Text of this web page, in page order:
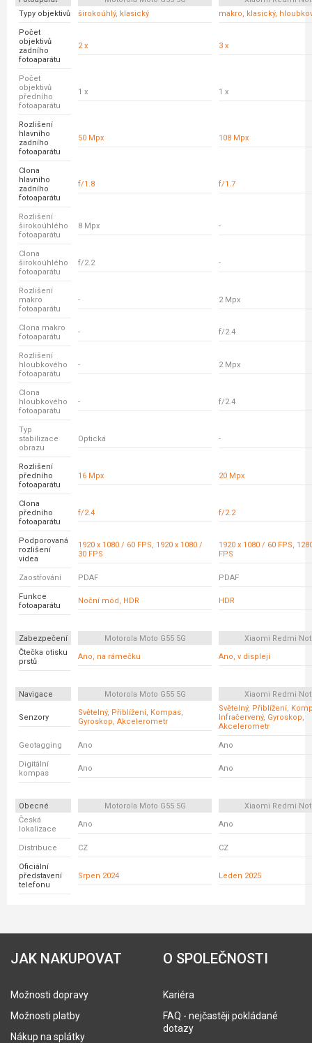
Typy objektivů
širokoúhlý, klasický makro, klasický,
Počet
objektivů
zadního
fotoaparátu
2 x 3 x
Počet
objektivů
předního
fotoaparátu
1 x 1 x
Rozlišení
hlavního
zadního
fotoaparátu
50 Mpx 108 Mpx
Clona
hlavního
zadního
fotoaparátu
f/1.8 f/1.7
Rozlišení
širokoúhlého
fotoaparátu
8 Mpx -
Clona
širokoúhlého
fotoaparátu
f/2.2 -
Rozlišení
makro
fotoaparátu
- 2 Mpx
Clona makro
fotoaparátu
- f/2.4
Rozlišení
hloubkového
fotoaparátu
- 2 Mpx
Clona
hloubkového
fotoaparátu
- f/2.4
Typ
stabilizace
obrazu
Optická -
Rozlišení
předního
fotoaparátu
16 Mpx 20 Mpx
Clona
předního
fotoaparátu
f/2.4 f/2.2
Podporovaná
rozlišení
videa
1920 x 1080 / 60 FPS, 1920 x 1080 /
30 FPS
1920 x 1080 / 60 FPS,
FPS
Zaostřování PDAF PDAF
Funkce
fotoaparátu
Noční mód, HDR HDR
Zabezpečení Motorola Moto G55 5G
Xiaomi Redmi
Čtečka otisku
prstů
Ano, na rámečku Ano, v displeji
Navigace Motorola Moto G55 5G Xiaomi Redmi
Senzory
Světelný, Přiblížení, Kompas,
Gyroskop, Akcelerometr
Světelný, Přiblížení,
Infračervený, Gyroskop,
Akcelerometr
Geotagging Ano Ano
Digitální
kompas
Ano Ano
Obecné Motorola Moto G55 5G
Xiaomi Redmi
Česká
lokalizace
Ano Ano
Distribuce CZ CZ
Oficiální
představení
telefonu
Srpen 2024 Leden 2025
JAK NAKUPOVAT
Možnosti dopravy
Možnosti platby
Nákup na splátky
O SPOLEČNOSTI
Kariéra
FAQ - nejčastěji pokládané
dotazy